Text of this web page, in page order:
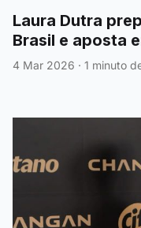
Laura Dutra
Brasil e aposta
4 Mar 2026 · 1 minuto